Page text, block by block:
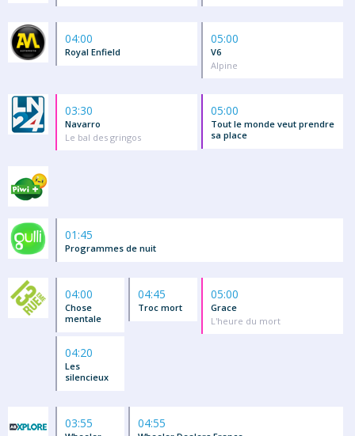
04:00
Royal Enfield
05:00
V6
Alpine
03:30
Navarro
Le bal des gringos
05:00
Tout le monde veut prendre
sa place
01:45
Programmes de nuit
04:00
Chose
mentale
04:20
Les
silencieux
04:45
Troc mort
05:00
Grace
L'heure du mort
03:55 04:55